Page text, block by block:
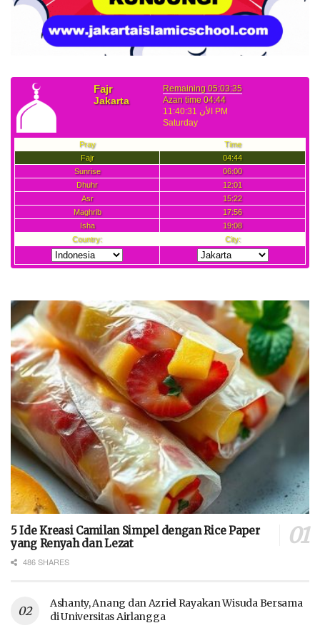
5 Ide Kreasi Camilan Simpel dengan Rice Paper
yang Renyah dan Lezat
486 SHARES
Ashanty, Anang dan Azriel Rayakan Wisuda Bersama
di Universitas Airlangga